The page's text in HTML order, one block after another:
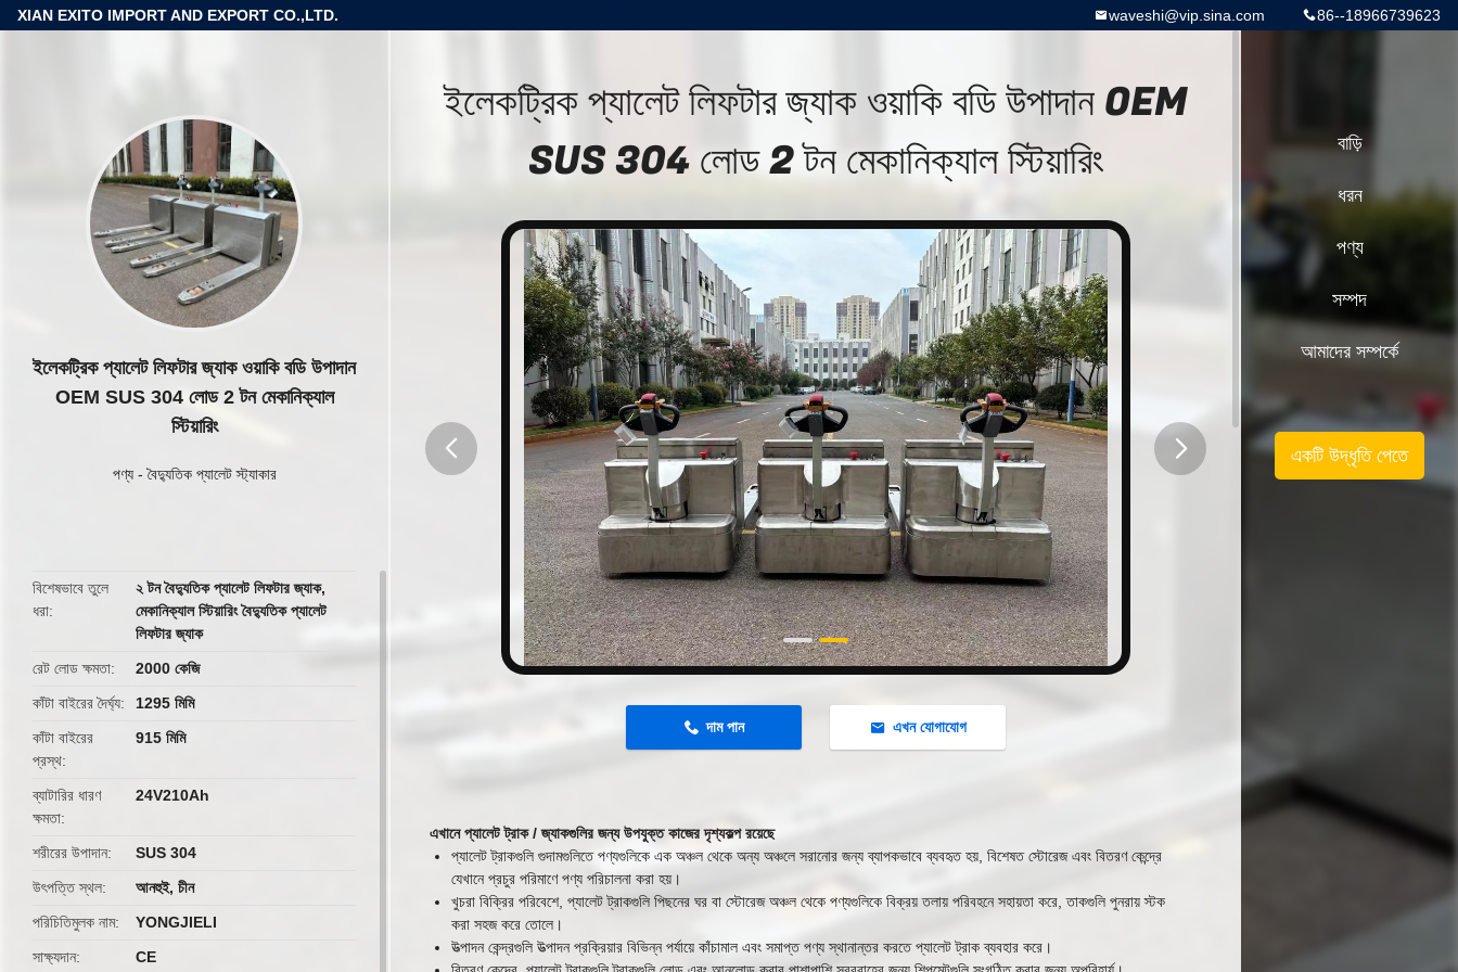
XIAN EXITO IMPORT AND EXPORT CO.,LTD. 86--18966739623
waveshi@vip.sina.com
ইলেকট্রিক প্যালেট লিফটার জ্যাক ওয়াকি বডি উপাদান
OEM SUS 304 লোড 2 টন মেকানিক্যাল
স্টিয়ারিং
পণ্য-বৈদ্যুতিক প্যালেট স্ট্যাকার
বিশেষভাবে তুলে
ধরা
২ টন বৈদ্যুতিক প্যালেট লিফটার জ্যাক,
মেকানিক্যাল স্টিয়ারিং বৈদ্যুতিক প্যালেট
লিফটার জ্যাক
রেট লোড ক্ষমতা
2000 কেজি
কাঁটা বাইরের দৈর্ঘ্য
1295 মিমি
কাঁটা বাইরের
প্রস্থ
915 মিমি
ব্যাটারির ধারণ
ক্ষমতা
24V210Ah
শরীরের উপাদান
SUS 304
উৎপত্তি স্থল
আনহুই, চীন
পরিচিতিমুলক নাম
YONGJIELI
সাক্ষ্যদান
CE
ইলেকট্রিক প্যালেট লিফটার জ্যাক ওয়াকি বডি উপাদান OEM
SUS 304 লোড 2 টন মেকানিক্যাল স্টিয়ারিং
দাম পান এখন যোগাযোগ
এখানে প্যালেট ট্রাক / জ্যাকগুলির জন্য উপযুক্ত কাজের দৃশ্যকল্প রয়েছে
প্যালেট ট্রাকগুলি গুদামগুলিতে পণ্যগুলিকে এক অঞ্চল থেকে অন্য অঞ্চলে সরানোর জন্য ব্যাপকভাবে ব্যবহৃত হয়, বিশেষত স্টোরেজ এবং বিতরণ কেন্দ্রে
যেখানে প্রচুর পরিমাণে পণ্য পরিচালনা করা হয়।
খুচরা বিক্রির পরিবেশে, প্যালেট ট্রাকগুলি পিছনের ঘর বা স্টোরেজ অঞ্চল থেকে পণ্যগুলিকে বিক্রয় তলায় পরিবহনে সহায়তা করে, তাকগুলি পুনরায় স্টক
করা সহজ করে তোলে।
উত্পাদন কেন্দ্রগুলি উত্পাদন প্রক্রিয়ার বিভিন্ন পর্যায়ে কাঁচামাল এবং সমাপ্ত পণ্য স্থানান্তর করতে প্যালেট ট্রাক ব্যবহার করে।
বাড়ি
ধরন
পণ্য
সম্পদ
আমাদের সম্পর্কে
একটি উদ্ধৃতি পেতে